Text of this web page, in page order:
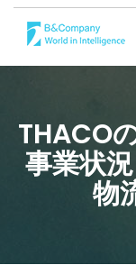
THACO
事業状
物